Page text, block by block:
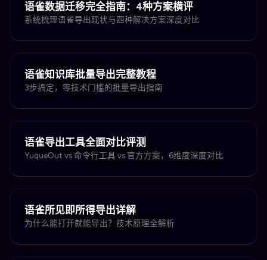
语雀数据迁移完全指南：4种方案横评
系统梳理语雀导出现状与四种解决方案深度对比
语雀知识库批量导出完整教程
3步搞定，零技术门槛的批量导出指南
语雀导出工具全面对比评测
YuqueOut vs 命令行工具 vs 官方方案，6维度深度对比
语雀所见即所得导出详解
为什么能打开就能导出？技术原理全解析